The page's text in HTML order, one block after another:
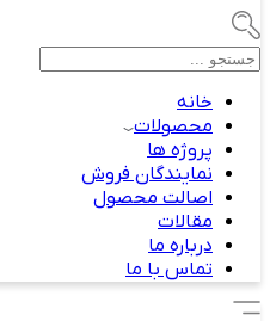
خانه
محصولات
پروژه ها
نمایندگان فروش
اصالت محصول
مقالات
درباره ما
تماس با ما